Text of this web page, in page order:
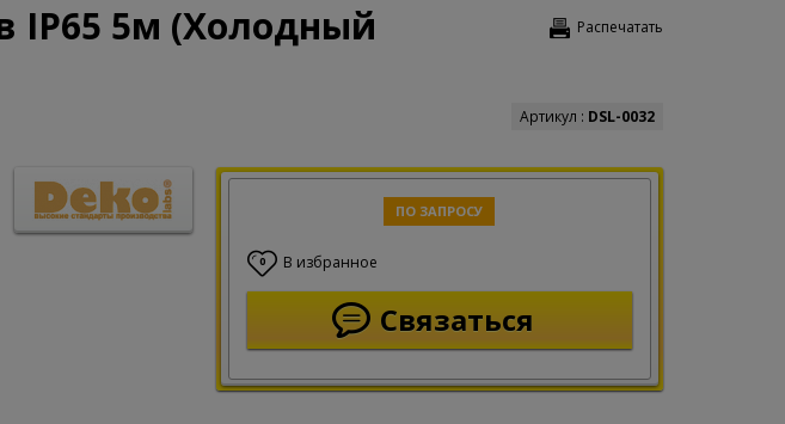
Распечатать
IP65 5м (Холодный
Артикул : DSL-0032
ПО ЗАПРОСУ
0 В избранное
Связаться